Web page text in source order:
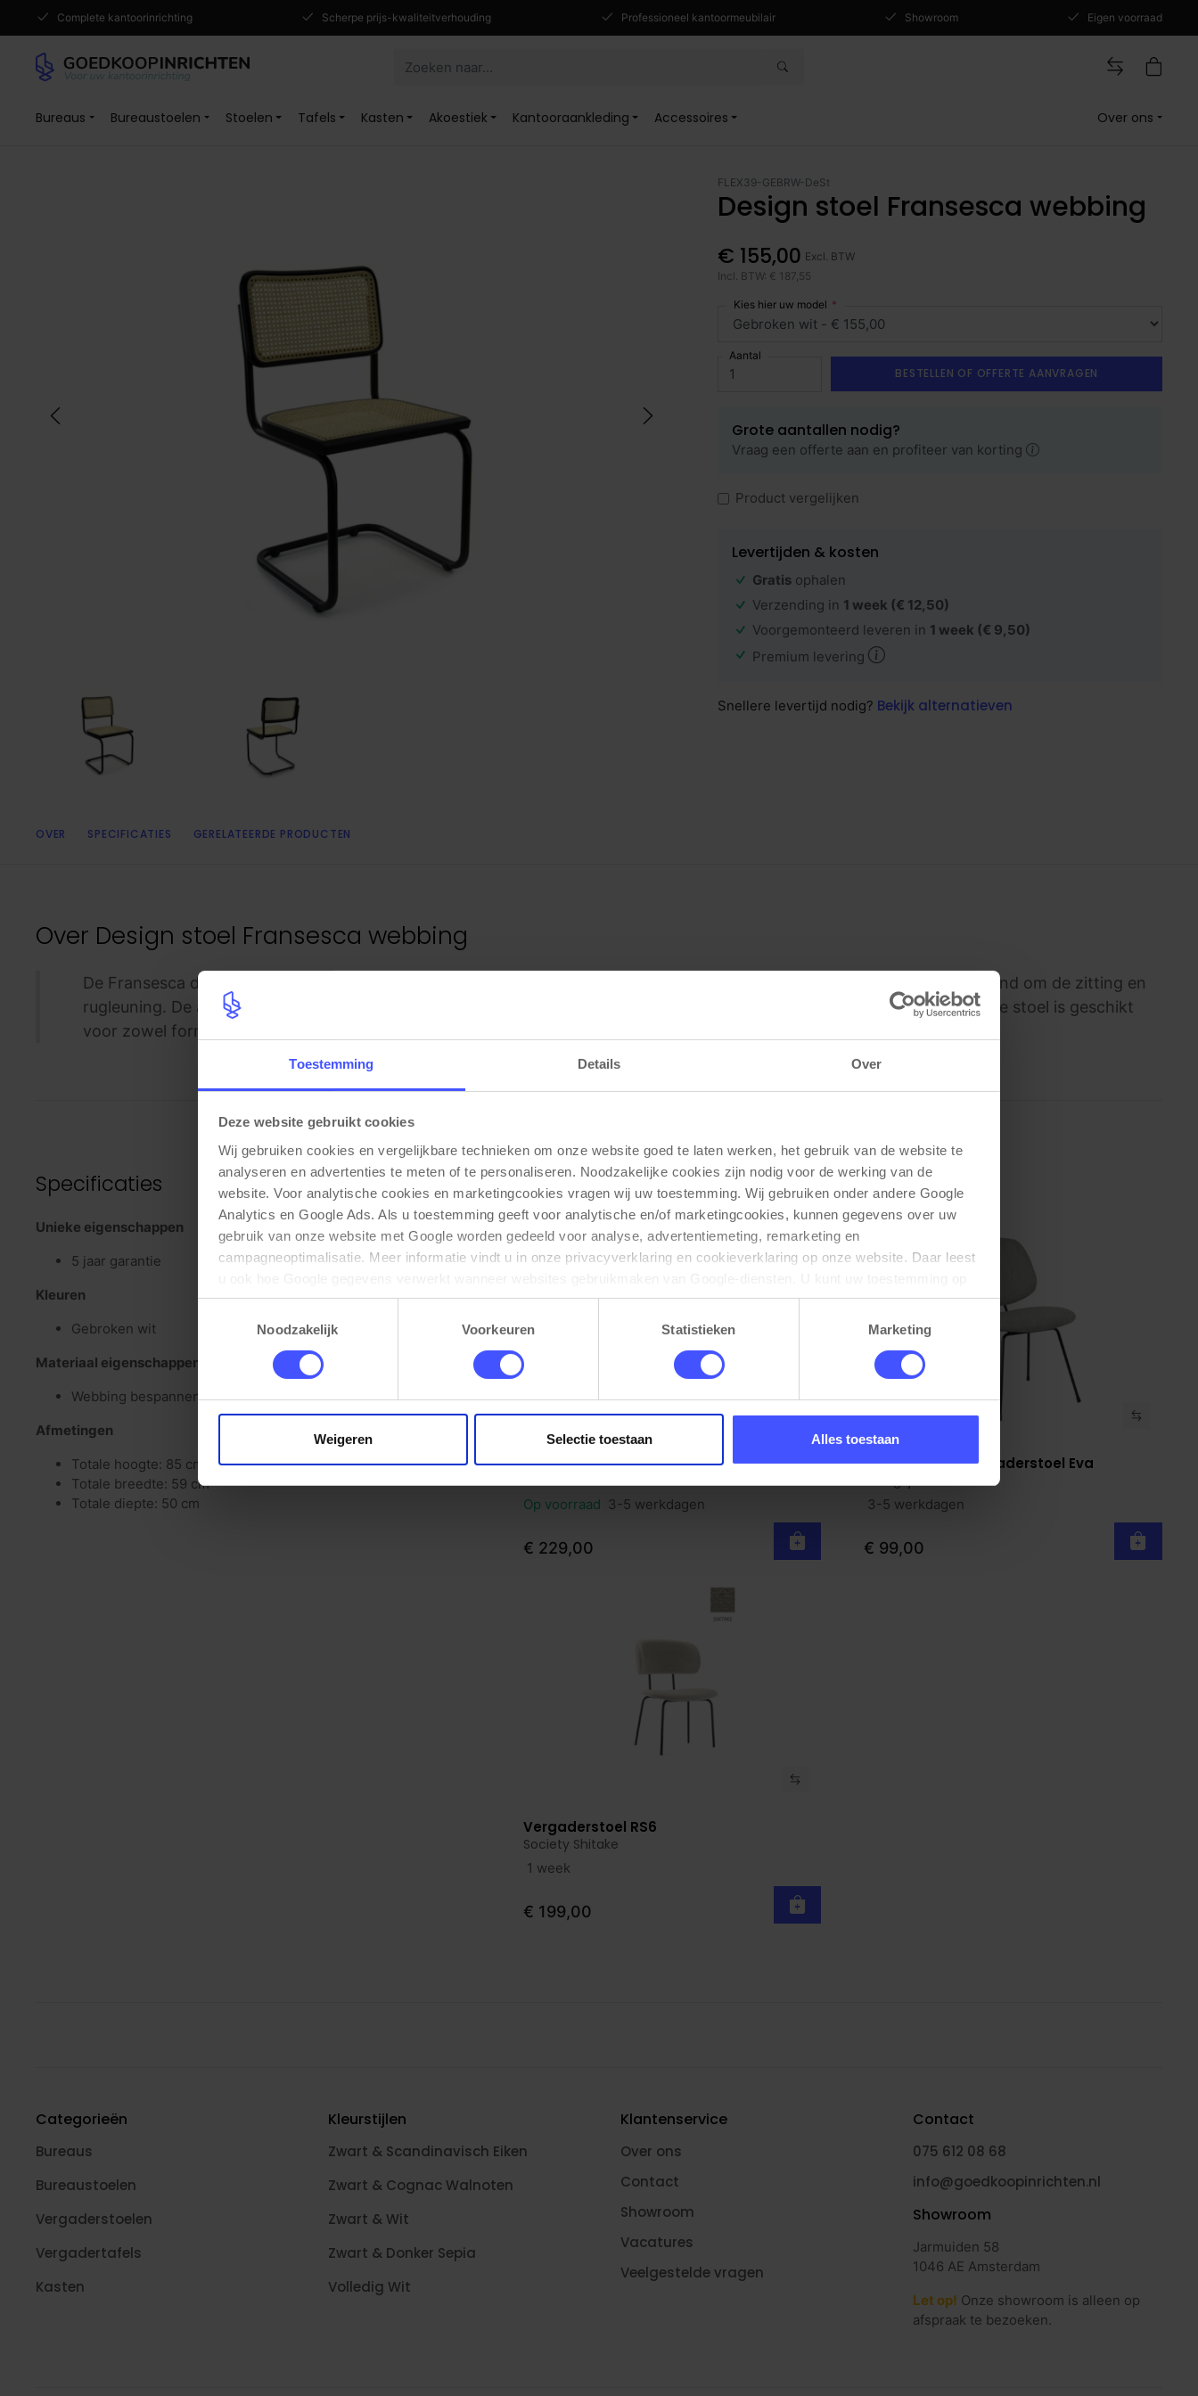
Toestemming Details Over
Deze website gebruikt cookies
Wij gebruiken cookies en vergelijkbare technieken om onze website goed te laten werken, het gebruik van de website te
analyseren en advertenties te meten of te personaliseren. Noodzakelijke cookies zijn nodig voor de werking van de
website. Voor analytische cookies en marketingcookies vragen wij uw toestemming. Wij gebruiken onder andere Google
Analytics en Google Ads. Als u toestemming geeft voor analytische en/of marketingcookies, kunnen gegevens over uw
gebruik van onze website met Google worden gedeeld voor analyse, advertentiemeting, remarketing en
campagneoptimalisatie. Meer informatie vindt u in onze privacyverklaring en cookieverklaring op onze website. Daar leest
elk moment wijzigen of intrekken via de cookie-instellingen. Zie onze privacy policy.
Noodzakelijk
Voorkeuren Statistieken Marketing
Weigeren Selectie toestaan Alles toestaan
Complete kantoorinrichting Scherpe prijs-kwaliteitverhouding Professioneel kantoormeubilair Showroom Eigen voorraad
Bureaus Bureaustoelen Stoelen Tafels Kasten Akoestiek Kantooraankleding Accessoires Over ons
FLEX39-GEBRW-DeSt
Design stoel Fransesca webbing
€ 155,00 Excl. BTW
Incl. BTW: € 187,55
Kies hier uw model
Aantal
BESTELLEN OF OFFERTE AANVRAGEN
Grote aantallen nodig?
Vraag een offerte aan en profiteer van korting
Product vergelijken
Levertijden & kosten
Gratis ophalen
Verzending in 1 week (€ 12,50)
Voorgemonteerd leveren in 1 week (€ 9,50)
Premium levering
Snellere levertijd nodig? Bekijk alternatieven
OVER SPECIFICATIES GERELATEERDE PRODUCTEN
Over Design stoel Fransesca webbing
De Fransesca design stoel is verkrijgbaar met of zonder armleuningen en heeft een mat zwart sledeframe, evenals een rand om de zitting en
rugleuning. De armleuningen zijn gemaakt van gematteerd bakeliet en de zitting en rug zijn bespannen met webbing. Deze stoel is geschikt
voor zowel formele als informele interieurs.
Specificaties
Unieke eigenschappen
5 jaar garantie
Kleuren
Gebroken wit
Materiaal eigenschappen
Webbing bespannen
Afmetingen
Totale hoogte: 85 cm
Totale breedte: 59 cm
Totale diepte: 50 cm
Gerelateerde producten
Bekijk product
Spreektafel TUBE
Op voorraad 3-5 werkdagen
€ 229,00
Bekijk product
Gestoffeerde vergaderstoel Eva
3-5 werkdagen
€ 99,00
Bekijk product
Vergaderstoel RS6
Society Shitake
1 week
€ 199,00
Categorieën
Bureaus
Bureaustoelen
Vergaderstoelen
Vergadertafels
Kasten
Kleurstijlen
Zwart & Scandinavisch Eiken
Zwart & Cognac Walnoten
Zwart & Wit
Zwart & Donker Sepia
Volledig Wit
Klantenservice
Over ons
Contact
Showroom
Vacatures
Veelgestelde vragen
Contact
075 612 08 68
info@goedkoopinrichten.nl
Showroom
Jarmuiden 58
1046 AE Amsterdam
Let op! Onze showroom is alleen op
afspraak te bezoeken.